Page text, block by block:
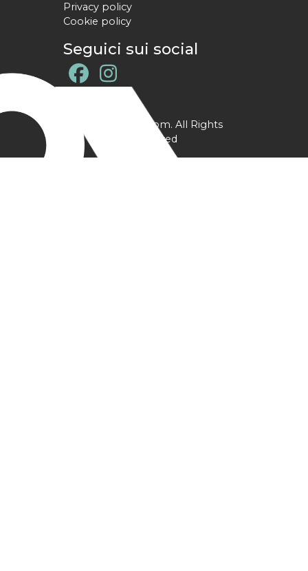
Privacy policy
Cookie policy
Seguici sui social
@ YPtrainer.com. All Rights
Reserved